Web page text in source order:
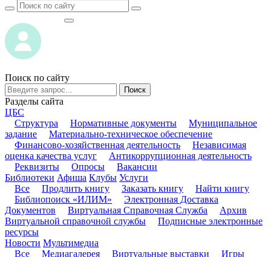
Поиск по сайту
Поиск
Разделы сайта
ЦБС
Структура
Нормативные документы
Муниципальное
задание
Материально-техническое обеспечение
Финансово-хозяйственная деятельность
Независимая
оценка качества услуг
Антикоррупционная деятельность
Реквизиты
Опросы
Вакансии
Библиотеки Афиша Клубы Услуги
Все
Продлить книгу Заказать книгу
Найти книгу
Библиопоиск «ИЛИМ»
Электронная Доставка
Документов
Виртуальная Справочная Служба
Архив
Виртуальной справочной службы
Подписные электронные
ресурсы
Новости Мультимедиа
Все
Медиагалерея Виртуальные выставки
Игры